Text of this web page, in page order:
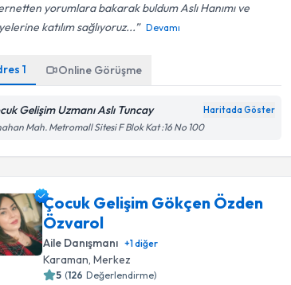
yorumlara bakarak buldum Aslı Hanımı ve
katılım sağlıyoruz...
Devamı
1 Online Görüşme
Gelişim Uzmanı Aslı Tuncay Haritada Göster
Mah. Metromall Sitesi F Blok Kat :16 No 100
Çocuk Gelişim Gökçen Özden
Özvarol
Aile Danışmanı +1diğer
Karaman,Merkez
5 (126 Değerlendirme)